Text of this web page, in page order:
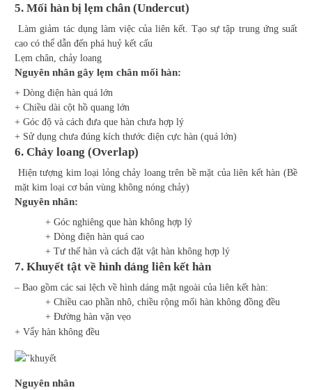
5. Mối hàn bị lẹm chân (Undercut)
Làm giảm tác dụng làm việc của liên kết. Tạo sự tập trung ứng suất
cao có thể dẫn đến phá huỷ kết cấu
Lẹm chân, chảy loang
Nguyên nhân gây lẹm chân mối hàn:
+ Dòng điện hàn quá lớn
+ Chiều dài cột hồ quang lớn
+ Góc độ và cách đưa que hàn chưa hợp lý
+ Sử dụng chưa đúng kích thước điện cực hàn (quá lớn)
6. Chảy loang (Overlap)
Hiện tượng kim loại lỏng chảy loang trên bề mặt của liên kết hàn (Bề
mặt kim loại cơ bản vùng không nóng chảy)
Nguyên nhân:
+ Góc nghiêng que hàn không hợp lý
+ Dòng điện hàn quá cao
+ Tư thế hàn và cách đặt vật hàn không hợp lý
7. Khuyết tật về hình dáng liên kết hàn
– Bao gồm các sai lệch về hình dáng mặt ngoài của liên kết hàn:
+ Chiều cao phần nhô, chiều rộng mối hàn không đồng đều
+ Đường hàn vặn vẹo
+ Vẩy hàn không đều
Nguyên nhân